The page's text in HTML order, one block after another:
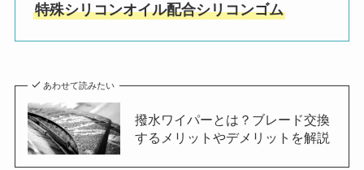
特殊シリコンオイル配合シリコンゴム
あわせて読みたい
撥水ワイパーとは？ブレード交換
するメリットやデメリットを解説